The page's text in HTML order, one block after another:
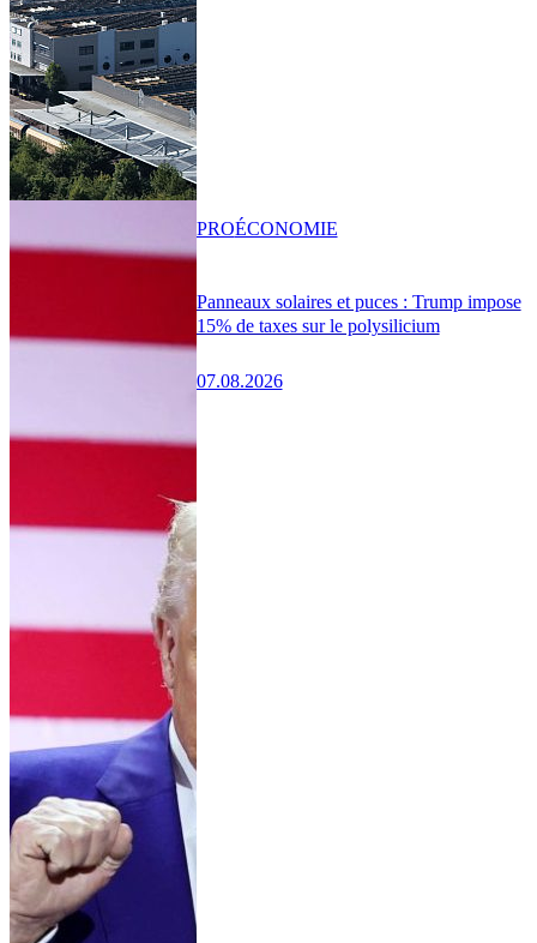
Panneaux solaires et puces : Trump impose
15% de taxes sur le polysilicium
07.08.2026
PROÉCONOMIE